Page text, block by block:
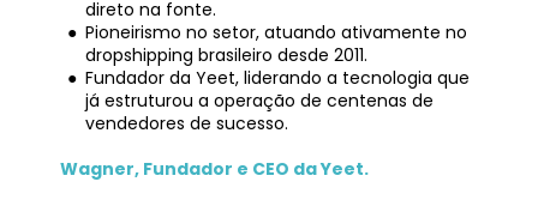
direto na fonte.
Pioneirismo no setor, atuando ativamente no
dropshipping brasileiro desde 2011.
Fundador da Yeet, liderando a tecnologia que
já estruturou a operação de centenas de
vendedores de sucesso.
Wagner, Fundador e CEO da Yeet.